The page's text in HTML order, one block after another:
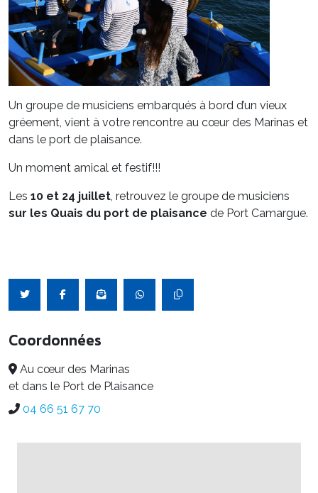
Un groupe de musiciens embarqués à bord d’un vieux
gréement, vient à votre rencontre au cœur des Marinas et
dans le port de plaisance.
Un moment amical et festif!!!
Les 10 et 24 juillet, retrouvez le groupe de musiciens
sur les Quais du port de plaisance de Port Camargue.
Coordonnées
Au cœur des Marinas
et dans le Port de Plaisance
04 66 51 67 70